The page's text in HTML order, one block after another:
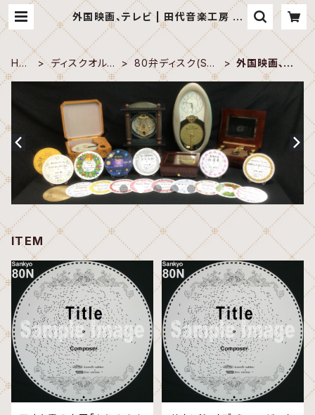
外国映画、テレビ | 田代音楽工房 オ
ンラインショップ
HO
ME
ディスクオルゴ
ール
80弁ディスク(San
kyo)
外国映画、テ
ITEM